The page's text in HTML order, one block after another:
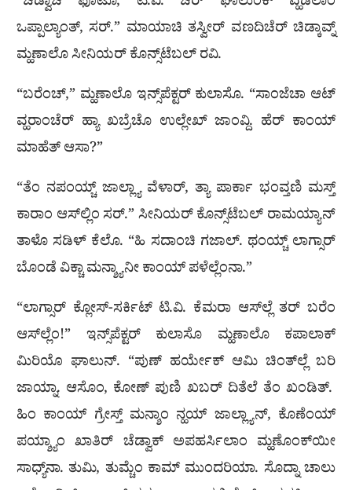
ಒಪ್ಪಾಲ್ಯಾಂತ್, ಸರ್.” ಮಾಯಾಚಿ ತಸ್ವೀರ್‌ ವಣದಿಚೆರ್‌ ಚಿಡ್ಕಾವ್ನ್‌
ಮ್ಹಣಾಲೊ ಸೀನಿಯರ್ ಕೊನ್ಸ್‌ಟೆಬಲ್ ರವಿ.
“ಬರೆಂಚ್,” ಮ್ಹಣಾಲೊ ಇನ್ಸ್‌ಪೆಕ್ಟರ್ ಕುಲಾಸೊ. “ಸಾಂಜೆಚಾ ಆಟ್
ವ್ಹರಾಂಚೆರ್ ಹ್ಯಾ ಖಬ್ರೆಚೊ ಉಲ್ಲೇಖ್ ಜಾಂವ್ದಿ. ಹೆರ್ ಕಾಂಯ್
ಮಾಹೆತ್ ಆಸಾ?”
“ತೆಂ ನಪಂಯ್ಚ್ ಜಾಲ್ಲ್ಯಾ ವೆಳಾರ್, ತ್ಯಾ ಪಾರ್ಕಾ ಭಂವ್ತಣಿ ಮಸ್ತ್
ಕಾರಾಂ ಆಸ್‌ಲ್ಲಿಂ ಸರ್.” ಸೀನಿಯರ್ ಕೊನ್ಸ್‌ಟೆಬಲ್ ರಾಮಯ್ಯಾನ್
ತಾಳೊ ಸಡಿಳ್ ಕೆಲೊ. “ಹಿ ಸದಾಂಚಿ ಗಜಾಲ್. ಥಂಯ್ಚ್ ಲಾಗ್ಸಾರ್
ಬೊಂಡೆ ವಿಕ್ಚಾ ಮನ್ಶ್ಯಾನೀ ಕಾಂಯ್ ಪಳೆಲ್ಲೆಂನಾ.”
“ಲಾಗ್ಸಾರ್ ಕ್ಲೋಸ್-ಸರ್ಕಿಟ್ ಟಿ.ವಿ. ಕೆಮರಾ ಆಸ್‌ಲ್ಲೆ ತರ್ ಬರೆಂ
ಆಸ್‌ಲ್ಲೆಂ!” ಇನ್ಸ್‌ಪೆಕ್ಟರ್ ಕುಲಾಸೊ ಮ್ಹಣಾಲೊ ಕಪಾಲಾಕ್
ಮಿರಿಯೊ ಘಾಲುನ್. “ಪುಣ್ ಹರ್ಯೇಕ್ ಆಮಿ ಚಿಂತ್‌ಲ್ಲೆ ಬರಿ
ಜಾಯ್ನಾ. ಆಸೊಂ, ಕೋಣ್ ಪುಣಿ ಖಬರ್ ದಿತೆಲೆ ತೆಂ ಖಂಡಿತ್.
ಹಿಂ ಕಾಂಯ್ ಗ್ರೇಸ್ತ್ ಮನ್ಶಾಂ ನ್ಹಯ್ ಜಾಲ್ಲ್ಯಾನ್, ಕೊಣೆಂಯ್
ಪಯ್ಶ್ಯಾಂ ಖಾತಿರ್ ಚೆಡ್ವಾಕ್ ಅಪಹರ್ಸಿಲಾಂ ಮ್ಹಣೊಂಕ್‌ಯೀ
ಸಾಧ್ಯ್‌ನಾ. ತುಮಿ, ತುಮ್ಚೆಂ ಕಾಮ್ ಮುಂದರಿಯಾ. ಸೊದ್ನಾ ಚಾಲು